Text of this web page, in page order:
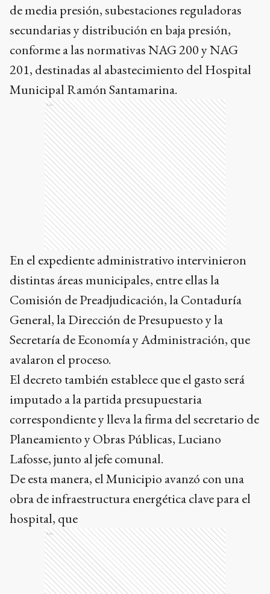
de media presión, subestaciones reguladoras
secundarias y distribución en baja presión,
conforme a las normativas NAG 200 y NAG
201, destinadas al abastecimiento del Hospital
Municipal Ramón Santamarina.
Ads
En el expediente administrativo intervinieron
distintas áreas municipales, entre ellas la
Comisión de Preadjudicación, la Contaduría
General, la Dirección de Presupuesto y la
Secretaría de Economía y Administración, que
avalaron el proceso.
El decreto también establece que el gasto será
imputado a la partida presupuestaria
correspondiente y lleva la firma del secretario de
Planeamiento y Obras Públicas, Luciano
Lafosse, junto al jefe comunal.
De esta manera, el Municipio avanzó con una
obra de infraestructura energética clave para el
hospital, que
Ads